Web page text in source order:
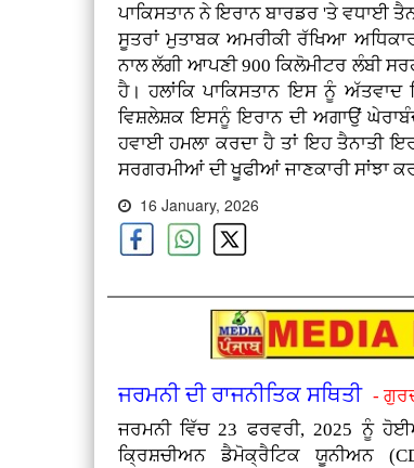
ਪਾਕਿਸਤਾਨ ਨੇ ਇਰਾਨ ਬਾਰਡਰ 'ਤੇ ਵਧਾਈ
ਸੂਤਰਾਂ ਮੁਤਾਬਕ ਅਮਰੀਕੀ ਰੱਖਿਆ
ਨਾਲ ਲੱਗੀ ਆਪਣੀ 900 ਕਿਲੋਮੀਟਰ ਲੰਬੀ
ਹੈ। ਹਲਾਂਕਿ ਪਾਕਿਸਤਾਨ ਇਸ ਨੂੰ ਅੱਤਵਾਦ
ਵਿਸ਼ਲੇਸ਼ਕ ਇਸਨੂੰ ਇਰਾਨ ਦੀ ਅਗਾਉਂ
ਹਵਾਈ ਹਮਲਾ ਕਰਦਾ ਹੈ ਤਾਂ ਇਹ ਤੈਨਾਤੀ
ਸਰਗਰਮੀਆਂ ਦੀ ਖੂਫੀਆਂ ਜਾਣਕਾਰੀ ਸਾਂਝਾ
16 January, 2026
ਜਰਮਨੀ ਦੀ ਰਾਜਨੀਤਿਕ ਸਥਿਤੀ -
ਜਰਮਨੀ ਵਿੱਚ 23 ਫਰਵਰੀ, 2025 ਨੂੰ
ਕ੍ਰਿਸ਼ਚੀਅਨ ਡੈਮੋਕ੍ਰੈਟਿਕ ਯੂਨੀਅਨ